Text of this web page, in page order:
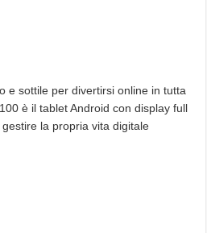
e sottile per divertirsi online in tutta
è il tablet Android con display full
la propria vita digitale